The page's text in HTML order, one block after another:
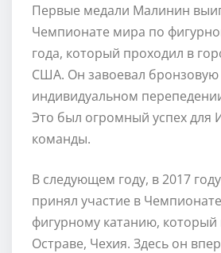
Первые медали Малинин
Чемпионате мира по
года, который проходил в
США. Он завоевал бронзовую
индивидуальном
Это был огромный успех для
команды.
В следующем году, в 2017
принял участие в
фигурному катанию, который
Остраве, Чехия. Здесь он